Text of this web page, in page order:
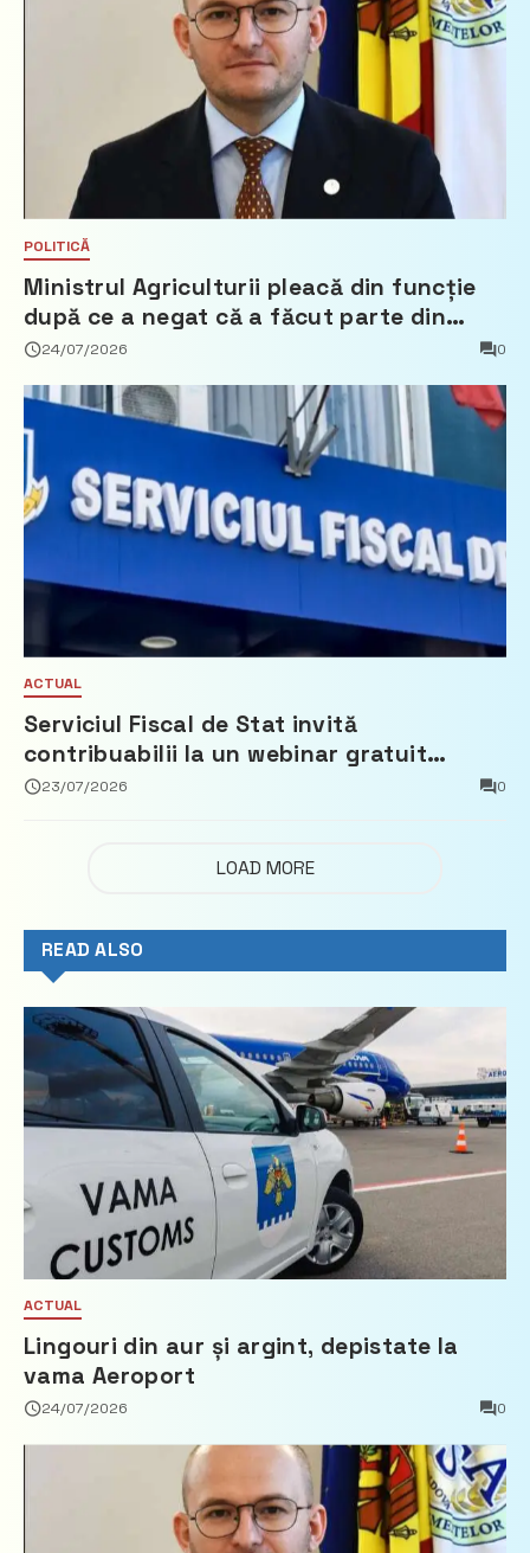
POLITICĂ
Ministrul Agriculturii pleacă din funcție
după ce a negat că a făcut parte din
Partidul Democrat
24/07/2026 0
ACTUAL
Serviciul Fiscal de Stat invită
contribuabilii la un webinar gratuit
privind calculul impozitului pe bunurile
23/07/2026 0
LOAD MORE
READ ALSO
ACTUAL
Lingouri din aur și argint, depistate la
vama Aeroport
24/07/2026 0